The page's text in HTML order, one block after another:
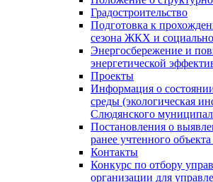
Градостроительство
Подготовка к
сезона ЖКХ и
Энергосбережение и
энергетической
Проекты
Информация о
среды (экологическая
Слюдянского
Постановления о
ранее учтенного
Контакты
Конкурс по отбору
организации для